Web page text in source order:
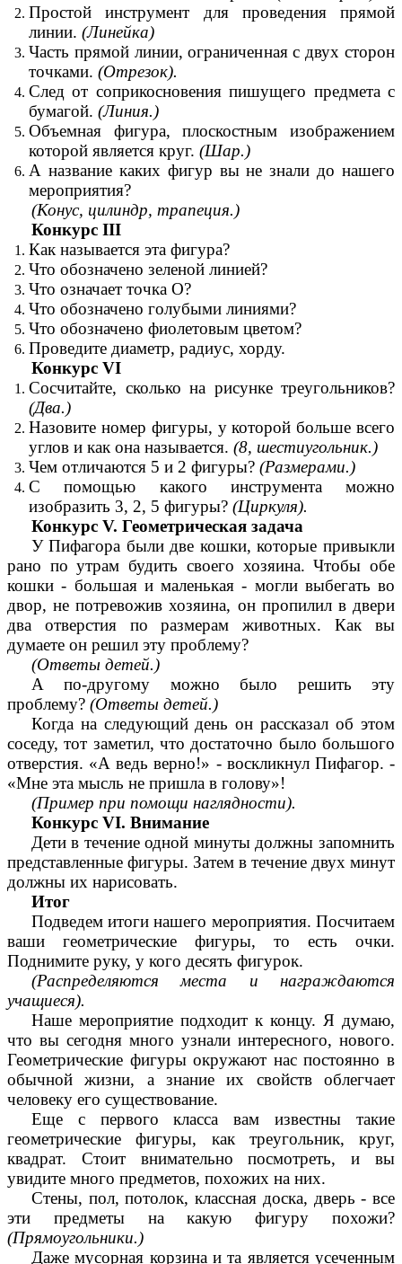
Простой инструмент для проведения прямой
линии. (Линейка)
Часть прямой линии, ограниченная с двух сторон
точками. (Отрезок).
След от соприкосновения пишущего предмета с
бумагой. (Линия.)
Объемная фигура, плоскостным изображением
которой является круг. (Шар.)
А название каких фигур вы не знали до нашего
мероприятия?
(Конус, цилиндр, трапеция.)
Конкурс III
Как называется эта фигура?
Что обозначено зеленой линией?
Что означает точка О?
Что обозначено голубыми линиями?
Что обозначено фиолетовым цветом?
Проведите диаметр, радиус, хорду.
Конкурс VI
Сосчитайте, сколько на рисунке треугольников?
(Два.)
Назовите номер фигуры, у которой больше всего
углов и как она называется. (8, шестиугольник.)
Чем отличаются 5 и 2 фигуры? (Размерами.)
С помощью какого инструмента можно
изобразить 3, 2, 5 фигуры? (Циркуля).
Конкурс V. Геометрическая задача
У Пифагора были две кошки, которые привыкли
рано по утрам будить своего хозяина. Чтобы обе
кошки - большая и маленькая - могли выбегать во
двор, не потревожив хозяина, он пропилил в двери
два отверстия по размерам животных. Как вы
думаете он решил эту проблему?
(Ответы детей.)
А по-другому можно было решить эту
проблему? (Ответы детей.)
Когда на следующий день он рассказал об этом
соседу, тот заметил, что достаточно было большого
отверстия. «А ведь верно!» - воскликнул Пифагор. -
«Мне эта мысль не пришла в голову»!
(Пример при помощи наглядности).
Конкурс VI. Внимание
Дети в течение одной минуты должны запомнить
представленные фигуры. Затем в течение двух минут
должны их нарисовать.
Итог
Подведем итоги нашего мероприятия. Посчитаем
ваши геометрические фигуры, то есть очки.
Поднимите руку, у кого десять фигурок.
(Распределяются места и награждаются
учащиеся).
Наше мероприятие подходит к концу. Я думаю,
что вы сегодня много узнали интересного, нового.
Геометрические фигуры окружают нас постоянно в
обычной жизни, а знание их свойств облегчает
человеку его существование.
Еще с первого класса вам известны такие
геометрические фигуры, как треугольник, круг,
квадрат. Стоит внимательно посмотреть, и вы
увидите много предметов, похожих на них.
Стены, пол, потолок, классная доска, дверь - все
эти предметы на какую фигуру похожи?
(Прямоугольники.)
Даже мусорная корзина и та является усеченным